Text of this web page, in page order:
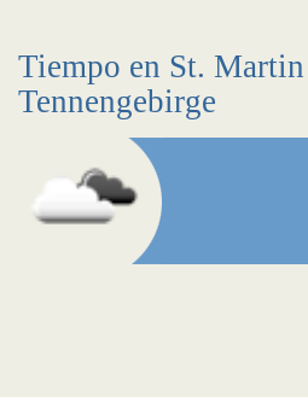
Tiempo en St.
Tennengebirge